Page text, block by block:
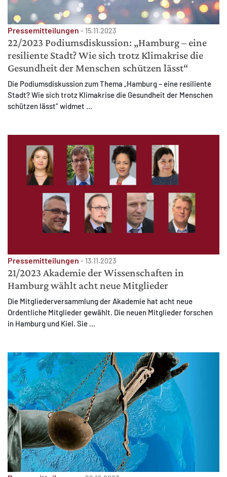
Pressemitteilungen - 15.11.2023
22/2023 Podiumsdiskussion: „Hamburg – eine
resiliente Stadt? Wie sich trotz Klimakrise die
Gesundheit der Menschen schützen lässt“
Die Podiumsdiskussion zum Thema „Hamburg – eine resiliente
Stadt? Wie sich trotz Klimakrise die Gesundheit der Menschen
schützen lässt“ widmet ...
Pressemitteilungen - 13.11.2023
21/2023 Akademie der Wissenschaften in
Hamburg wählt acht neue Mitglieder
Die Mitgliederversammlung der Akademie hat acht neue
Ordentliche Mitglieder gewählt. Die neuen Mitglieder forschen
in Hamburg und Kiel. Sie ...